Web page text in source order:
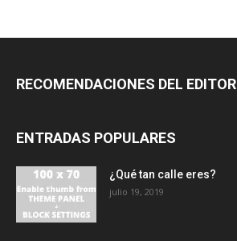
RECOMENDACIONES DEL EDITOR
ENTRADAS POPULARES
¿Qué tan calle eres?
julio 19, 2019